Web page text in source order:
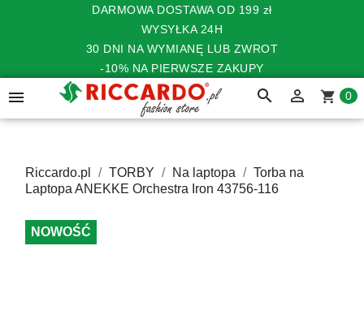
DARMOWA DOSTAWA OD 199 zł
WYSYŁKA 24H
30 DNI NA WYMIANĘ LUB ZWROT
-10% NA PIERWSZE ZAKUPY
 search  shopping_cart 0
Riccardo.pl TORBY Na laptopa
Torba na
Laptopa ANEKKE Orchestra Iron 43756-116
NOWOŚĆ